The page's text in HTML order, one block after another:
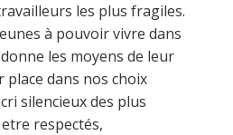
les plus fragiles.
à pouvoir vivre dans
les moyens de leur
dans nos choix
silencieux des plus
respectés,